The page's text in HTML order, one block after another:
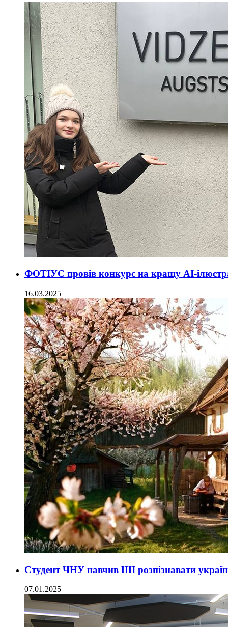
ФОТІУС провів конкурс на кращу AI-
16.03.2025
Студент ЧНУ навчив ШІ розпізнавати
07.01.2025